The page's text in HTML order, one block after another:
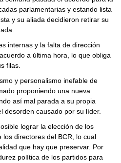
parlamentarias y estando lista
y su aliada decidieron retirar su
internas y la falta de dirección
a última hora, lo que obliga
filas.
y personalismo inefable de
proponiendo una nueva
así mal parada a su propia
desorden causado por su líder.
lograr la elección de los
directores del BCR, lo cual
que hay que preservar. Por
política de los partidos para